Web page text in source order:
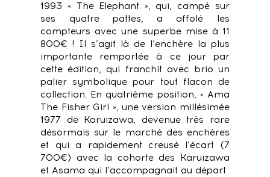
1993 « The Elephant », qui, campé sur
ses quatre pattes, a affolé les
compteurs avec une superbe mise à 11
800€ ! Il s’agit là de l’enchère la plus
importante remportée à ce jour par
cette édition, qui franchit avec brio un
palier symbolique pour tout flacon de
collection. En quatrième position, « Ama
The Fisher Girl », une version millésimée
1977 de Karuizawa, devenue très rare
désormais sur le marché des enchères
et qui a rapidement creusé l’écart (7
700€) avec la cohorte des Karuizawa
et Asama qui l’accompagnait au départ.